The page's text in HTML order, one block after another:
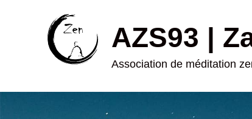
AZS93 |
Association de méditation